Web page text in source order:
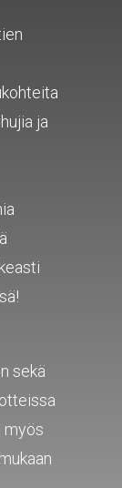
ja
sekä
myös